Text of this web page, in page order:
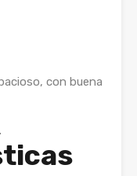
con buena